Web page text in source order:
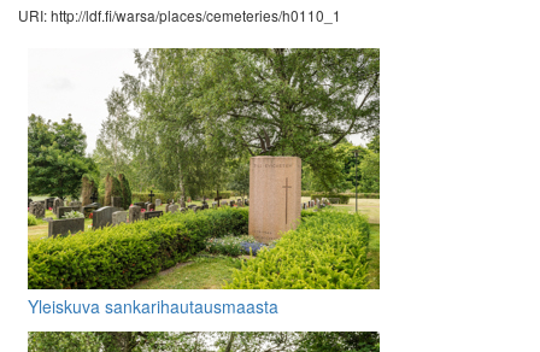
URI: http://ldf.fi/warsa/places/cemeteries/h0110_1
Yleiskuva sankarihautausmaasta